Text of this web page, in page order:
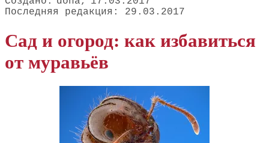
29.03.2017
Сад и огород: как избавиться
от муравьёв